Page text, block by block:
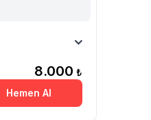
8.000 ₺
Hemen Al